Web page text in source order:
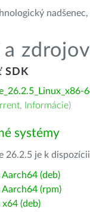
a
SDK
, Informácie)
systémy
26.2.5 je k
Aarch64 (deb)
Aarch64 (rpm)
x64 (deb)